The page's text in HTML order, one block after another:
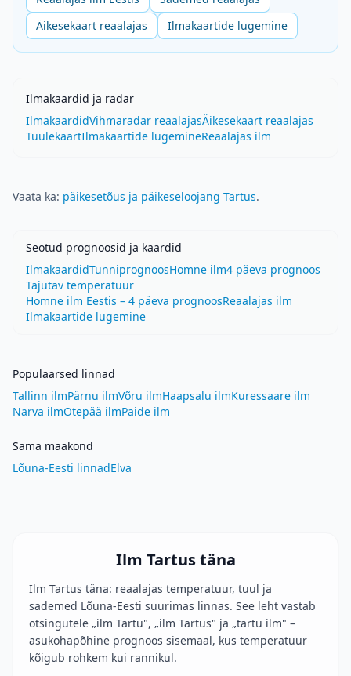
Äikesekaart reaalajas
Ilmakaartide lugemine
Ilmakaardid ja radar
IlmakaardidVihmaradar reaalajasÄikesekaart reaalajas
TuulekaartIlmakaartide lugemineReaalajas ilm
Vaata ka: päikesetõus ja päikeseloojang Tartus.
Seotud prognoosid ja kaardid
IlmakaardidTunniprognoosHomne ilm4 päeva prognoos
Tajutav temperatuur
Homne ilm Eestis – 4 päeva prognoosReaalajas ilm
Ilmakaartide lugemine
Populaarsed linnad
Tallinn ilmPärnu ilmVõru ilmHaapsalu ilmKuressaare ilm
Narva ilmOtepää ilmPaide ilm
Sama maakond
Lõuna-Eesti linnadElva
Ilm Tartus täna
Ilm Tartus täna: reaalajas temperatuur, tuul ja
sademed Lõuna-Eesti suurimas linnas. See leht vastab
otsingutele „ilm Tartu", „ilm Tartus" ja „tartu ilm" –
asukohapõhine prognoos sisemaal, kus temperatuur
kõigub rohkem kui rannikul.